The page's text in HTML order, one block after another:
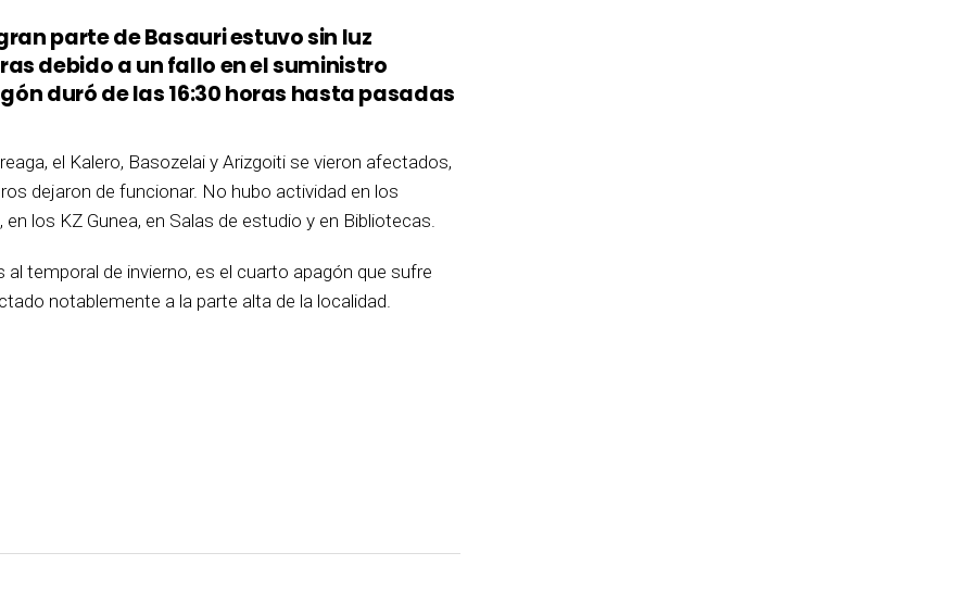
parte de Basauri estuvo sin luz
debido a un fallo en el suministro
duró de las 16:30 horas hasta pasadas
el Kalero, Basozelai y Arizgoiti se vieron afectados,
dejaron de funcionar. No hubo actividad en los
los KZ Gunea, en Salas de estudio y en Bibliotecas.
temporal de invierno, es el cuarto apagón que sufre
notablemente a la parte alta de la localidad.